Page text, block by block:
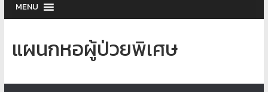
MENU
แผนกหอผู้ป่วยพิเศษ